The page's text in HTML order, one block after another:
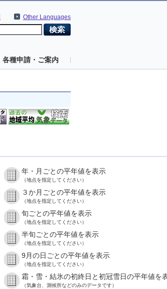
Other Languages
各種申請・ご案内
年・月ごとの平年値を表示
（地点を指定してください）
３か月ごとの平年値を表示
（地点を指定してください）
旬ごとの平年値を表示
（地点を指定してください）
半旬ごとの平年値を表示
（地点を指定してください）
9月の日ごとの平年値を表示
（地点を指定してください）
霜・雪・結氷の初終日と初冠雪日の平年値を
（気象台、測候所などのみのデータです）